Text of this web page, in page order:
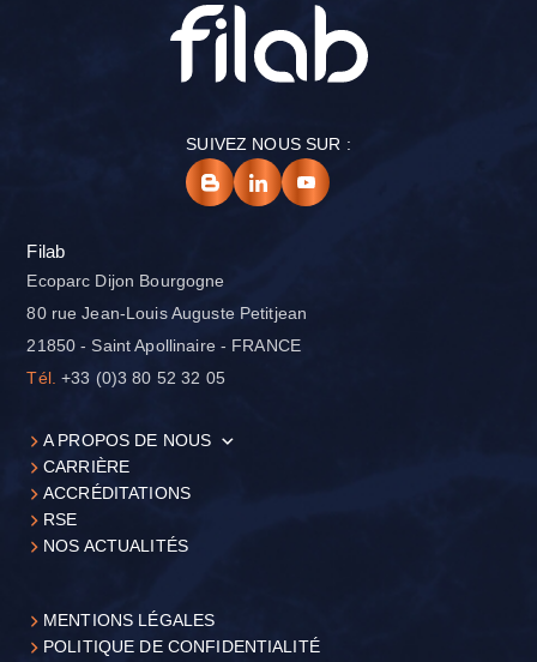
SUIVEZ NOUS SUR :
Filab
Ecoparc Dijon Bourgogne
80 rue Jean-Louis Auguste Petitjean
21850 - Saint Apollinaire - FRANCE
Tél. +33 (0)3 80 52 32 05
A PROPOS DE NOUS
CARRIÈRE
ACCRÉDITATIONS
RSE
NOS ACTUALITÉS
MENTIONS LÉGALES
POLITIQUE DE CONFIDENTIALITÉ